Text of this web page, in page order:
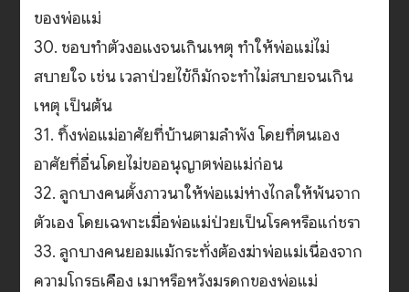
ของพ่อแม่
30. ชอบทำตัวงอแงจนเกินเหตุ ทำให้พ่อแม่ไม่
สบายใจ เช่น เวลาป่วยไข้ก็มักจะทำไม่สบายจนเกิน
เหตุ เป็นต้น
31. ทิ้งพ่อแม่อาศัยที่บ้านตามลำพัง โดยที่ตนเอง
อาศัยที่อื่นโดยไม่ขออนุญาตพ่อแม่ก่อน
32. ลูกบางคนตั้งภาวนาให้พ่อแม่ห่างไกลให้พ้นจาก
ตัวเอง โดยเฉพาะเมื่อพ่อแม่ป่วยเป็นโรคหรือแก่ชรา
33. ลูกบางคนยอมแม้กระทั่งต้องฆ่าพ่อแม่เนื่องจาก
ความโกรธเคือง เมาหรือหวังมรดกของพ่อแม่